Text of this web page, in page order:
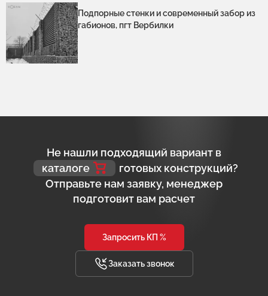
Подпорные стенки и современный забор из
габионов, пгт Вербилки
Не нашли подходящий вариант в
каталоге
готовых конструкций?
Отправьте нам заявку, менеджер
подготовит вам расчет
Запросить КП %
Заказать звонок